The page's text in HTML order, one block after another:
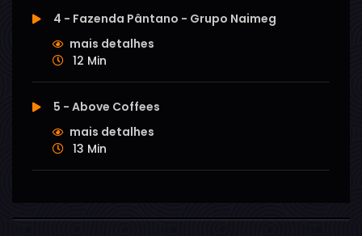
4 - Fazenda Pântano - Grupo Naimeg
mais detalhes
12 Min
5 - Above Coffees
mais detalhes
13 Min